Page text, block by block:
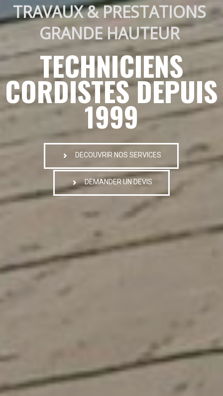
TRAVAUX & PRESTATIONS
GRANDE HAUTEUR
TECHNICIENS
CORDISTES DEPUIS
1999
DECOUVRIR NOS SERVICES
DEMANDER UN DEVIS